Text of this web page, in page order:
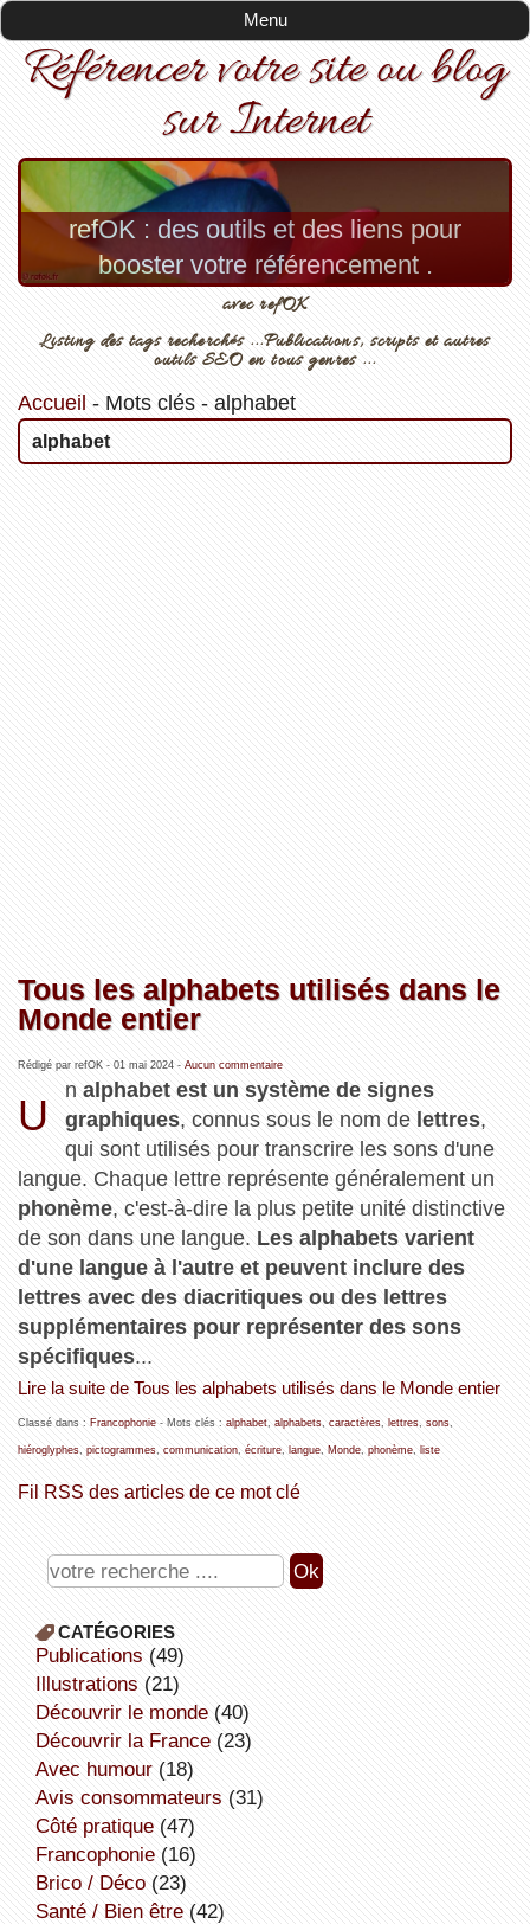
Menu
Référencer votre site ou blog
sur Internet
refOK : des outils et des liens pour
booster votre référencement .
avec refOK
Listing des tags recherchés ...Publications, scripts et autres
outils SEO en tous genres ...
Accueil - Mots clés- alphabet
alphabet
Tous les alphabets utilisés dans le
Monde entier
Rédigé par refOK - 01 mai 2024- Aucun commentaire
U
nalphabet est un système de signes
graphiques, connus sous le nom de lettres,
qui sont utilisés pour transcrire les sons d'une
langue. Chaque lettre représente généralement un
phonème, c'est-à-dire la plus petite unité distinctive
de son dans une langue. Les alphabets varient
d'une langue à l'autre et peuvent inclure des
lettres avec des diacritiques ou des lettres
supplémentaires pour représenter des sons
spécifiques...
Lire la suite de Tous les alphabets utilisés dans le Monde entier
Classé dans : Francophonie- Mots clés : alphabet, alphabets, caractères, lettres, sons,
hiéroglyphes, pictogrammes, communication, écriture, langue, Monde, phonème, liste
Fil RSS des articles de ce mot clé
CATÉGORIES
publications (49)
illustrations (21)
découvrir le monde(40)
découvrir la France(23)
avec humour(18)
avis consommateurs (31)
côté pratique(47)
Francophonie(16)
Brico / Déco(23)
Santé / Bien être(42)